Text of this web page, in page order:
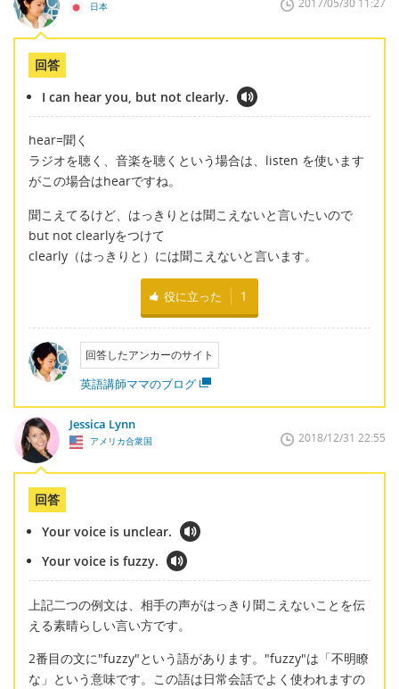
日本 2017/05/30 11:27
回答
I can hear you, but not clearly.
hear=聞く
ラジオを聴く、音楽を聴くという場合は、listen を使います
がこの場合はhearですね。
聞こえてるけど、はっきりとは聞こえないと言いたいので
but not clearlyをつけて
clearly（はっきりと）には聞こえないと言います。
役に立った 1
回答したアンカーのサイト
英語講師ママのブログ
Jessica Lynn
アメリカ合衆国 2018/12/31 22:55
回答
Your voice is unclear.
Your voice is fuzzy.
上記二つの例文は、相手の声がはっきり聞こえないことを伝
える素晴らしい言い方です。
2番目の文に"fuzzy"という語があります。"fuzzy"は「不明瞭
な」という意味です。この語は日常会話でよく使われますの